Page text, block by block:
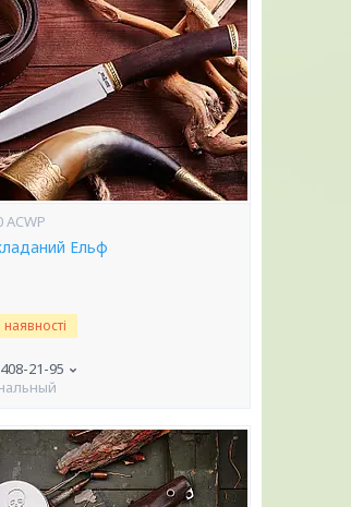
ACWP
Ельф
21-95